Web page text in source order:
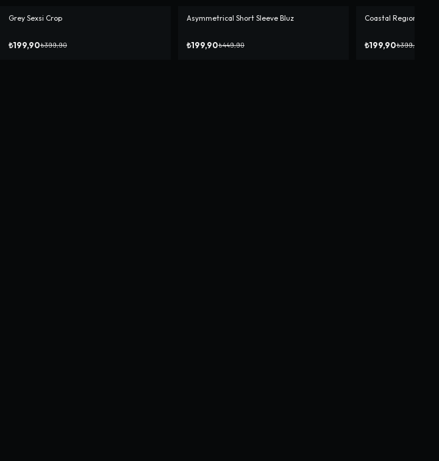
-%50
Grey Sexsi Crop
₺199,90₺399,90
-%56
Asymmetrical Short Sleeve Bluz
₺199,90₺449,90
-%50
Coastal Regıon Crop
₺199,90₺399,90